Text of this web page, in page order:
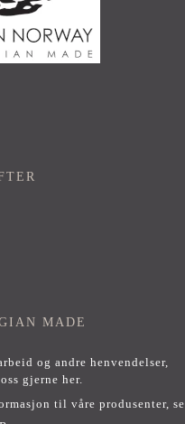
MADE
og andre henvendelser,
gjerne her.
til våre produsenter, se